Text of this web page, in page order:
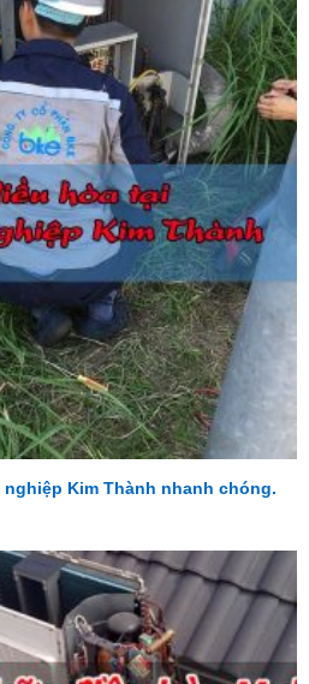
Kim Thành nhanh chóng.